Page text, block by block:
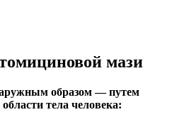
мази
образом — путем
тела человека: